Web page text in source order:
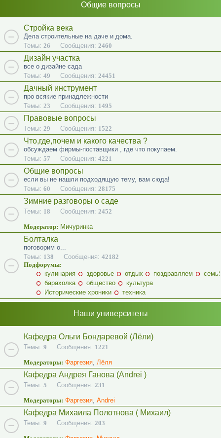
Общие вопросы
Стройка века
Дела строительные на даче и дома.
Темы: 26 Сообщения: 2460
Дизайн участка
все о дизайне сада
Темы: 49 Сообщения: 24451
Дачный инструмент
про всякие принадлежности
Темы: 23 Сообщения: 1495
Правовые вопросы
Темы: 29 Сообщения: 1522
Что,где,почем и какого качества ?
обсуждаем фирмы-поставщики , где что покупаем.
Темы: 57 Сообщения: 4221
Общие вопросы
если вы не нашли подходящую тему, вам сюда!
Темы: 60 Сообщения: 28175
Зимние разговоры о саде
Темы: 18 Сообщения: 2452
Модератор: Мичуринка
Болталка
поговорим о...
Темы: 138 Сообщения: 42182
Подфорумы:
кулинария
здоровье отдых поздравляем
барахолка
общество
культура
Исторические хроники
техника
Наши университеты
Кафедра Ольги Бондаревой (Лёли)
Темы: 9 Сообщения: 1221
Модераторы: Фаргезия, Лёля
Кафедра Андрея Ганова (Andrei )
Темы: 5 Сообщения: 231
Модераторы: Фаргезия, Andrei
Кафедра Михаила Полотнова ( Михаил)
Темы: 9 Сообщения: 203